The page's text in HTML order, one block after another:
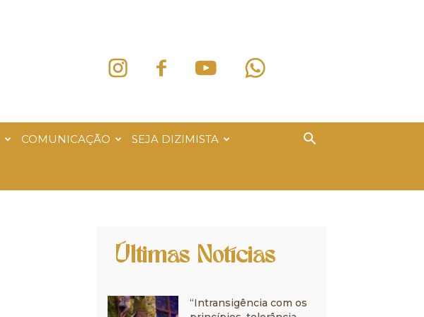
COMUNICAÇÃO SEJA DIZIMISTA
Últimas Notícias
“Intransigência com os